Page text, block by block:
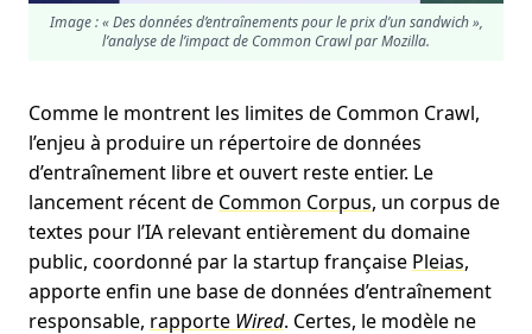
Image : « Des données d’entraînements pour le prix d’un sandwich »,
l’analyse de l’impact de Common Crawl par Mozilla.
Comme le montrent les limites de Common Crawl,
l’enjeu à produire un répertoire de données
d’entraînement libre et ouvert reste entier. Le
lancement récent de Common Corpus, un corpus de
textes pour l’IA relevant entièrement du domaine
public, coordonné par la startup française Pleias,
apporte enfin une base de données d’entraînement
responsable, rapporte Wired. Certes, le modèle ne